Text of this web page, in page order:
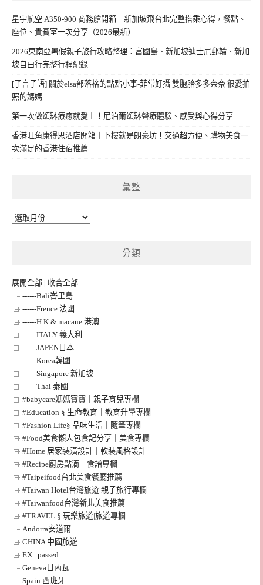
星宇航空 A350-900 商務艙開箱｜新加坡飛台北完整搭乘心得，餐點、
座位、貴賓室一次分享（2026最新）
2026東南亞暑假親子旅行攻略整理：富國島、新加坡迪士尼郵輪、新加
坡自由行完整行程紀錄
[子言子語] 關於elsa部落格的點點小事-菲常好攝 雙胞胎多多奈奈 很愛拍
照的媽媽
第一次做頌缽療癒就愛上！尼泊爾頌缽聲療體驗、感受與心得分享
香港旺角康得思酒店開箱｜下樓就是朗豪坊！交通超方便、購物美食一
次滿足的香港住宿推薦
彙整
彙
分類
展開全部 | 收合全部
------Bali峇里島
------Frence 法國
------H.K & macaue 港澳
------ITALY 義大利
------JAPEN日本
------Korea韓國
------Singapore 新加坡
------Thai 泰國
#babycare媽媽寶寶｜親子育兒專欄
#Education § 生命教育｜教育升學專欄
#Fashion Life§ 品味生活｜隨筆專欄
#Food美食懶人包食記分享｜美食專欄
#Home 居家裝潢設計｜軟裝風格設計
#Recipe廚房點滴｜食譜專欄
#Taipeifood台北美食餐廳推薦
#Taiwan Hotel台灣旅遊|親子旅行專欄
#Taiwanfood台灣新北美食推薦
#TRAVEL § 玩樂旅遊|旅遊專欄
Andorra安道爾
CHINA 中國旅遊
EX ..passed
Geneva日內瓦
Spain 西班牙